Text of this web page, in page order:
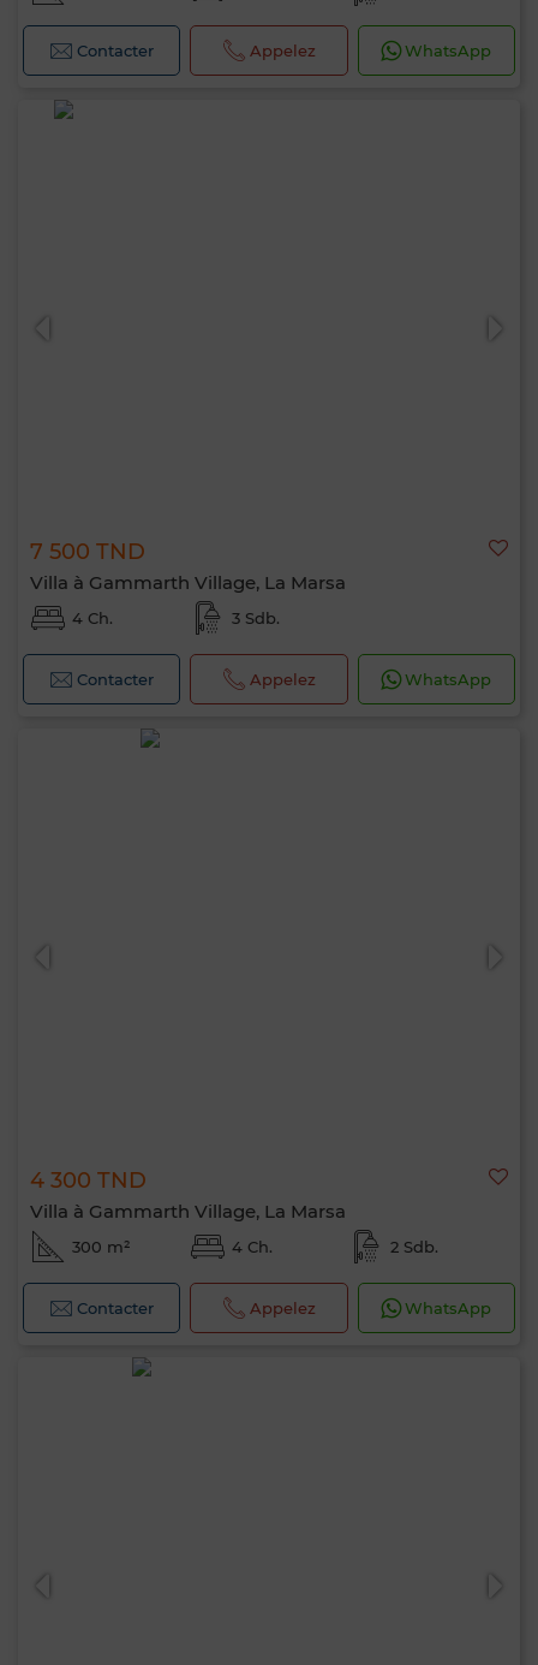
Contacter Appelez WhatsApp
7 500 TND
Villa à Gammarth Village, La Marsa
4 Ch. 3 Sdb.
Contacter Appelez WhatsApp
4 300 TND
Villa à Gammarth Village, La Marsa
300 m² 4 Ch. 2 Sdb.
Contacter Appelez WhatsApp